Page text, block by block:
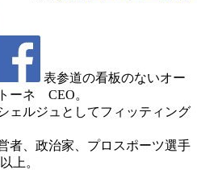
表参道の看板のないオー
ーネ CEO。
ェルジュとしてフィッティング
者、政治家、プロスポーツ選手
上。